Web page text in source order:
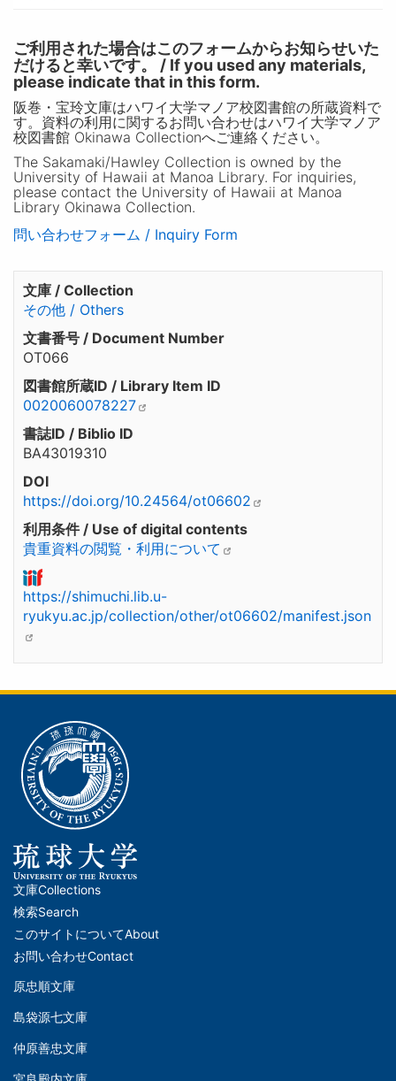
ご利用された場合はこのフォームからお知らせいた
だけると幸いです。 / If you used any materials,
please indicate that in this form.
阪巻・宝玲文庫はハワイ大学マノア校図書館の所蔵資料で
す。資料の利用に関するお問い合わせはハワイ大学マノア
校図書館 Okinawa Collectionへご連絡ください。
The Sakamaki/Hawley Collection is owned by the
University of Hawaii at Manoa Library. For inquiries,
please contact the University of Hawaii at Manoa
Library Okinawa Collection.
問い合わせフォーム / Inquiry Form
文庫 / Collection
その他 / Others
文書番号 / Document Number
OT066
図書館所蔵ID / Library Item ID
0020060078227
書誌ID / Biblio ID
BA43019310
DOI
https://doi.org/10.24564/ot06602
利用条件 / Use of digital contents
貴重資料の閲覧・利用について
https://shimuchi.lib.u-
ryukyu.ac.jp/collection/other/ot06602/manifest.json
メ
イ
ン
ナ
ビ
ー
文庫Collections
検索Search
このサイトについてAbout
お問い合わせContact
文
(Left)
原忠順文庫
島袋源七文庫
仲原善忠文庫